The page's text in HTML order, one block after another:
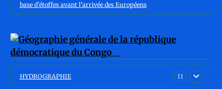
base d'étoffes avant l'arrivée des Européens
HYDROGRAPHIE 11